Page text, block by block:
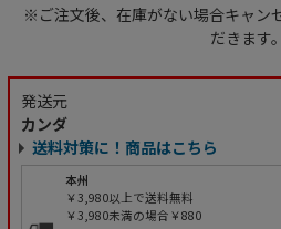
※ご注文後、在庫がない場合キャン
だきます。
発送元
カンダ
送料対策に！商品はこちら
本州
￥3,980以上で送料無料
￥3,980未満の場合￥880